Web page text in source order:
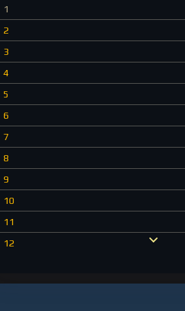
1
2
3
4
5
6
7
8
9
10
11
12
14